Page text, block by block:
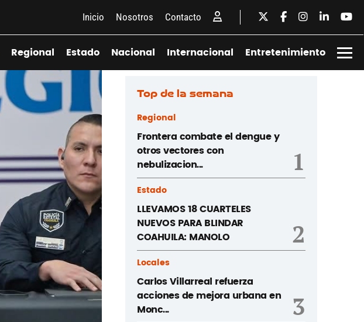
Inicio Nosotros Contacto
Regional Estado Nacional Internacional Entretenimiento
Top de la semana
Regional
Frontera combate el dengue y
otros vectores con
nebulizacion...
1
Estado
LLEVAMOS 18 CUARTELES
NUEVOS PARA BLINDAR
COAHUILA: MANOLO
2
Locales
Carlos Villarreal refuerza
acciones de mejora urbana en
Monc...
3